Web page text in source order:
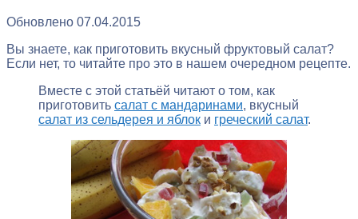
Обновлено 07.04.2015
Вы знаете, как приготовить вкусный фруктовый салат?
Если нет, то читайте про это в нашем очередном рецепте.
Вместе с этой статьёй читают о том, как
приготовить салат с мандаринами, вкусный
салат из сельдерея и яблок и греческий салат.